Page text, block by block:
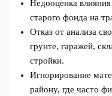
Недооценка
старого фонда на
Отказ от анализа
грунте, гаражей,
стройки.
Игнорирование
району, где часто